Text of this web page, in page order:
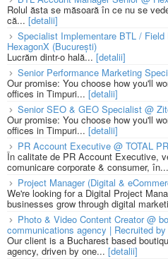
Rolul ăsta se măsoară în ce nu se
că... [detalii]
Specialist Implementare BTL /
HexagonX (București)
Lucrăm dintr-o hală...[detalii]
Senior Performance Marketing
Our promise: You choose how you'll
offices in Timpuri... [detalii]
Senior SEO & GEO Specialist @
Our promise: You choose how you'll
offices in Timpuri... [detalii]
PR Account Executive @ TOTAL PR
În calitate de PR Account Executive,
comunicare corporate & consumer, în...
Project Manager (Digital &
We're looking for a Digital Project
businesses grow through digital
Photo & Video Content Creator @
communications agency | Recruited
Our client is a Bucharest based
agency, driven by one... [detalii]